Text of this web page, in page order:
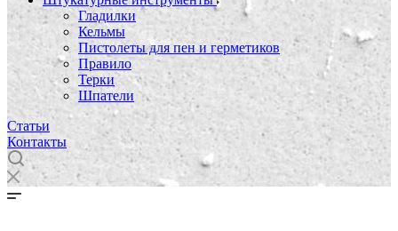
Гладилки
Кельмы
Пистолеты для пен и герметиков
Правило
Терки
Шпатели
Статьи
Контакты